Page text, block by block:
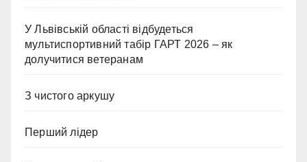
У Львівській області відбудеться
мультиспортивний табір ГАРТ 2026 – як
долучитися ветеранам
З чистого аркушу
Перший лідер